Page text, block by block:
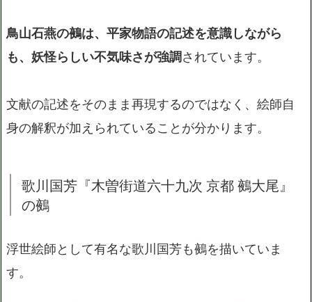
鳥山石燕の鵺は、平家物語の記述を意識しながら
も、妖怪らしい不気味さが強調されています。
文献の記述をそのまま再現するのではなく、絵師自
身の解釈が加えられていることが分かります。
歌川国芳『木曽街道六十九次 京都 鵺大尾』
の鵺
浮世絵師として有名な歌川国芳も鵺を描いていま
す。